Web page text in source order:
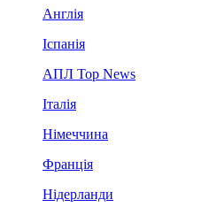
Англія
Іспанія
АПЛ Top News
Італія
Німеччина
Франція
Нідерланди